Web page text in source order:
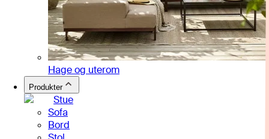
Hage og uterom
Produkter
Stue
Sofa
Bord